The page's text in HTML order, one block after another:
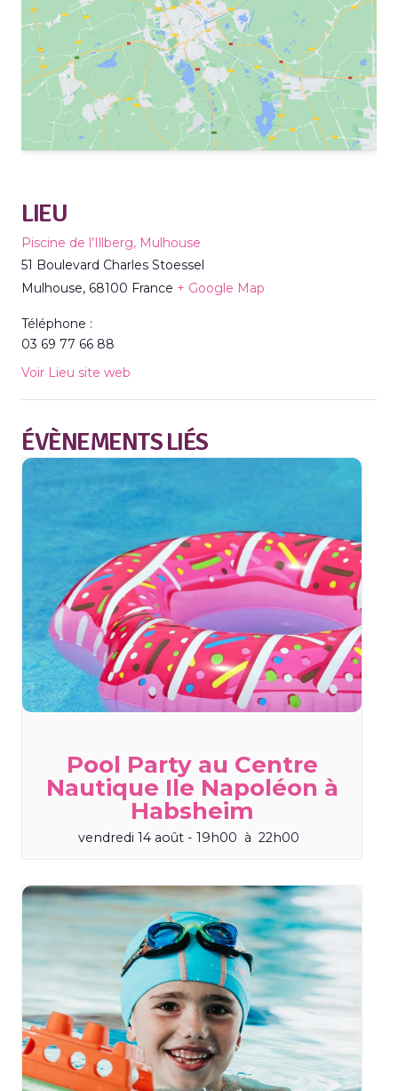
LIEU
Piscine de l’Illberg, Mulhouse
51 Boulevard Charles Stoessel
Mulhouse, 68100 France + Google Map
Téléphone :
03 69 77 66 88
Voir Lieu site web
ÉVÈNEMENTS LIÉS
Pool Party au Centre
Nautique Ile Napoléon à
Habsheim
vendredi 14 août - 19h00 à 22h00